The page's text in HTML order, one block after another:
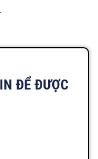
ĐỂ ĐƯỢC